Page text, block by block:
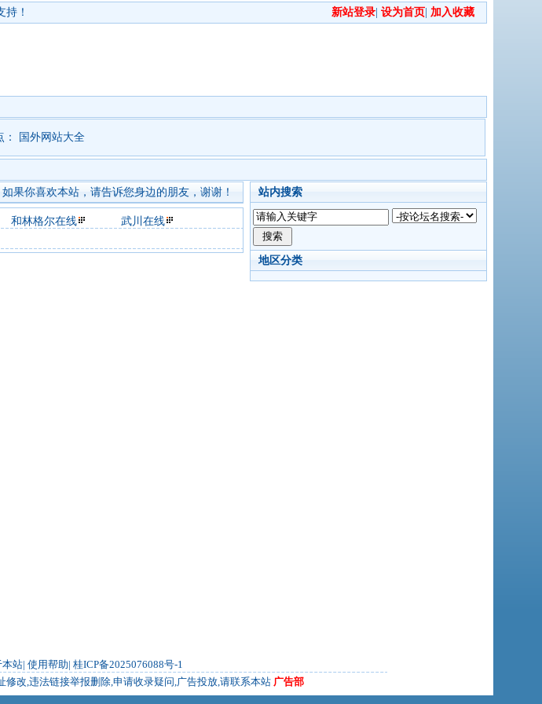
新站登录 设为首页 加入收藏
！
： 国外网站大全
站内搜索
地区分类
如果你喜欢本站，请告诉您身边的朋友，谢谢！
和林格尔在线
武川在线
本站| 使用帮助| 桂ICP备2025076088号-1
修改,违法链接举报删除,申请收录疑问,广告投放,请联系本站 广告部